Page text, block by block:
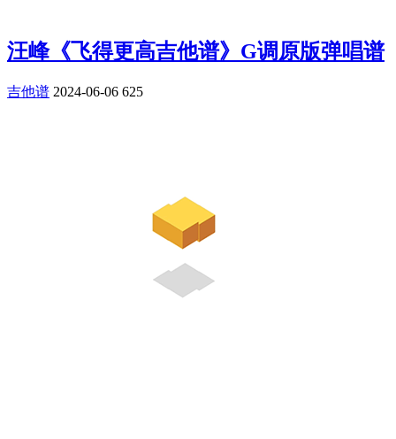
汪峰《飞得更高吉他谱》G调原版弹唱谱
吉他谱 2024-06-06 625